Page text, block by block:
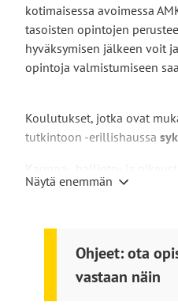
kotimaisessa avoimessa
tasoisten opintojen
hyväksymisen jälkeen voit
opintoja valmistumiseen
Koulutukset, jotka ovat
tutkintoon -erillishaussa
Kauppa-, hallinto- ja
Avoimen väylä: Tradenomi
Avoimen väylä: Tradenomi
verkko-opinnot
vie
ulkoiselle
Tekniikan alat
Näytä enemmän
Ohjeet: ota
vastaan näin